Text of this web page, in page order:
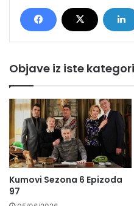
Objave iz iste
Kumovi Sezona 6 Epizoda
97